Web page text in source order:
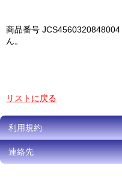
商品番号
ん。
リストに戻る
利用規約
連絡先